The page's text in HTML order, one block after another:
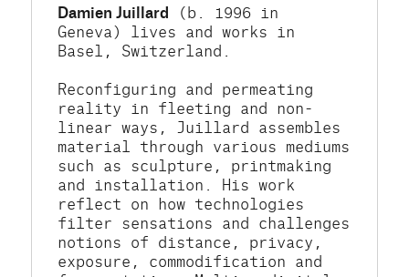
Damien Juillard (b. 1996 in
Geneva) lives and works in
Basel, Switzerland.
Reconfiguring and permeating
reality in fleeting and non-
linear ways, Juillard assembles
material through various mediums
such as sculpture, printmaking
and installation. His work
reflect on how technologies
filter sensations and challenges
notions of distance, privacy,
exposure, commodification and